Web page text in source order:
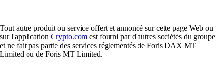
Tout autre produit ou service offert et annoncé sur cette page Web ou
sur l'application Crypto.com est fourni par d'autres sociétés du groupe
et ne fait pas partie des services réglementés de Foris DAX MT
Limited ou de Foris MT Limited.